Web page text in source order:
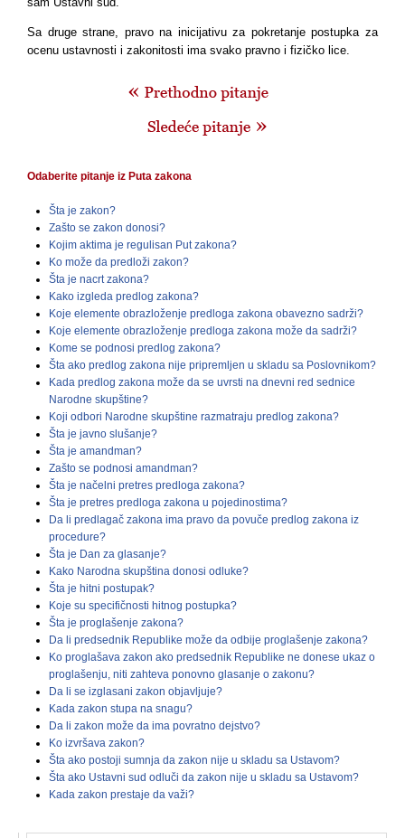
Sa druge strane, pravo na inicijativu za pokretanje postupka za
ocenu ustavnosti i zakonitosti ima svako pravno i fizičko lice.
Odaberite pitanje iz Puta zakona
Šta je zakon?
Zašto se zakon donosi?
Kojim aktima je regulisan Put zakona?
Ko može da predloži zakon?
Šta je nacrt zakona?
Kako izgleda predlog zakona?
Koje elemente obrazloženje predloga zakona obavezno sadrži?
Koje elemente obrazloženje predloga zakona može da sadrži?
Kome se podnosi predlog zakona?
Šta ako predlog zakona nije pripremljen u skladu sa Poslovnikom?
Kada predlog zakona može da se uvrsti na dnevni red sednice
Narodne skupštine?
Koji odbori Narodne skupštine razmatraju predlog zakona?
Šta je javno slušanje?
Šta je amandman?
Zašto se podnosi amandman?
Šta je načelni pretres predloga zakona?
Šta je pretres predloga zakona u pojedinostima?
Da li predlagač zakona ima pravo da povuče predlog zakona iz
procedure?
Šta je Dan za glasanje?
Kako Narodna skupština donosi odluke?
Šta je hitni postupak?
Koje su specifičnosti hitnog postupka?
Šta je proglašenje zakona?
Da li predsednik Republike može da odbije proglašenje zakona?
Ko proglašava zakon ako predsednik Republike ne donese ukaz o
proglašenju, niti zahteva ponovno glasanje o zakonu?
Da li se izglasani zakon objavljuje?
Kada zakon stupa na snagu?
Da li zakon može da ima povratno dejstvo?
Ko izvršava zakon?
Šta ako postoji sumnja da zakon nije u skladu sa Ustavom?
Šta ako Ustavni sud odluči da zakon nije u skladu sa Ustavom?
Kada zakon prestaje da važi?